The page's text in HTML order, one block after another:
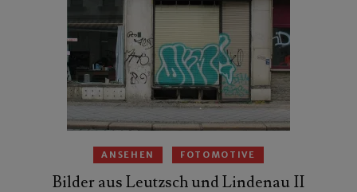
ANSEHEN FOTOMOTIVE
Bilder aus Leutzsch und Lindenau II